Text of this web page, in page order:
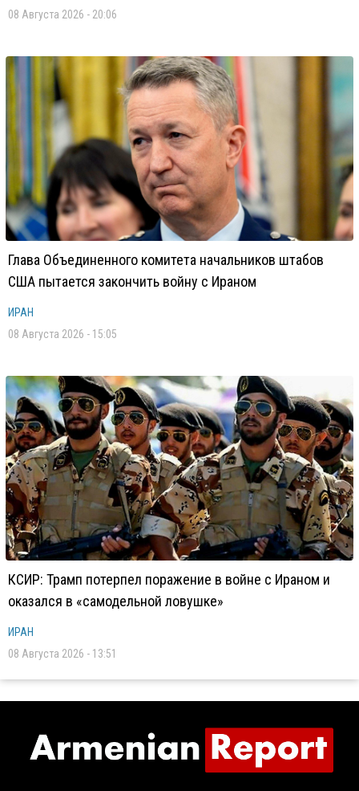
08 Августа 2026 - 20:06
Глава Объединенного комитета начальников штабов
США пытается закончить войну с Ираном
ИРАН
08 Августа 2026 - 15:05
КСИР: Трамп потерпел поражение в войне с Ираном и
оказался в «самодельной ловушке»
ИРАН
08 Августа 2026 - 13:51